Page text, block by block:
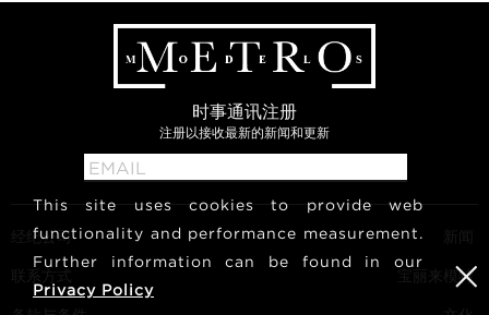
时事通讯注册
注册以接收最新的新闻和更新
经纪公司
联系方式 宝丽来模特
This site uses cookies to provide web
functionality and performance measurement.
Further information can be found in our
Privacy Policy